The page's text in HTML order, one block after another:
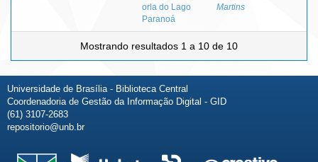
orla do Lago
Paranoá
Martins
Mostrando resultados 1 a 10 de 10
Universidade de Brasília - Biblioteca Central
Coordenadoria de Gestão da Informação Digital - GID
(61) 3107-2683
repositorio@unb.br